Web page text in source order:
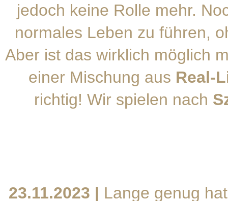
jedoch keine Rolle mehr.
normales Leben zu führen,
Aber ist das wirklich möglich
einer Mischung aus Real-
richtig! Wir spielen nach
23.11.2023 | Lange genug